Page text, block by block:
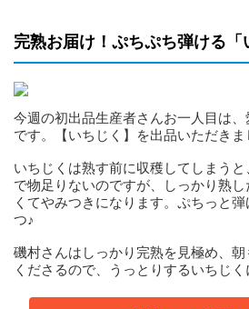
完熟お届け！ぷちぷち弾ける「
今週の初出品生産者さんお一人目は
です。【いちじく】を出品いただきま
いちじくは熟す前に収穫してしまう
で物足りないのですが、しっかり熟
くてやみつきになります。ぷちっと
つ♪
磯村さんはしっかり完熟を見極め、
くださるので、うっとりするいちじ